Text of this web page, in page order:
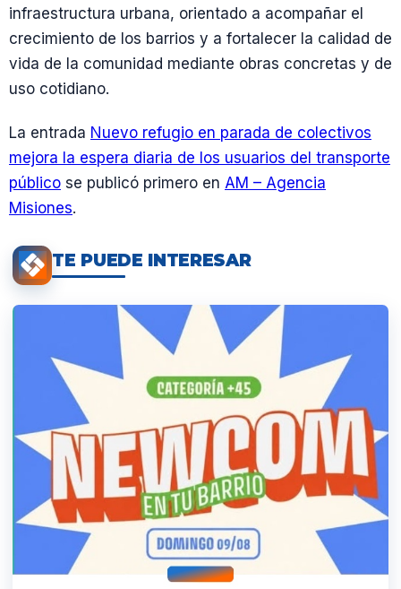
infraestructura urbana, orientado a acompañar el
crecimiento de los barrios y a fortalecer la calidad de
vida de la comunidad mediante obras concretas y de
uso cotidiano.
La entrada Nuevo refugio en parada de colectivos
mejora la espera diaria de los usuarios del transporte
público se publicó primero en AM – Agencia
Misiones.
TE PUEDE INTERESAR